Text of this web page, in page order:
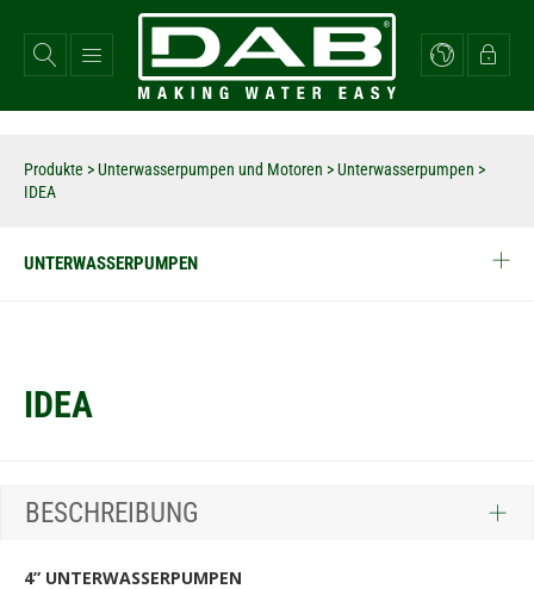
zum
Inhalt
Produkte >Unterwasserpumpen und Motoren >Unterwasserpumpen >
IDEA
UNTERWASSERPUMPEN
IDEA
BESCHREIBUNG
4” UNTERWASSERPUMPEN